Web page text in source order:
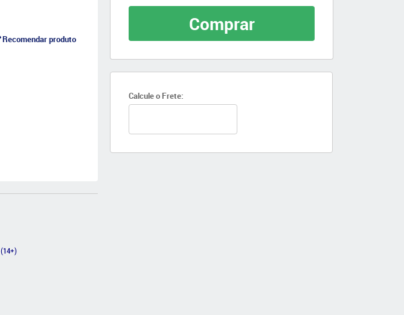
Recomendar produto
Comprar
Calcule o Frete:
(14+)